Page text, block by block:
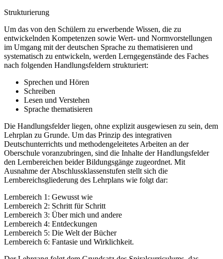
Strukturierung
Um das von den Schülern zu erwerbende Wissen, die zu
entwickelnden Kompetenzen sowie Wert- und Normvorstellungen
im Umgang mit der deutschen Sprache zu thematisieren und
systematisch zu entwickeln, werden Lerngegenstände des Faches
nach folgenden Handlungsfeldern strukturiert:
Sprechen und Hören
Schreiben
Lesen und Verstehen
Sprache thematisieren
Die Handlungsfelder liegen, ohne explizit ausgewiesen zu sein, dem
Lehrplan zu Grunde. Um das Prinzip des integrativen
Deutschunterrichts und methodengeleitetes Arbeiten an der
Oberschule voranzubringen, sind die Inhalte der Handlungsfelder
den Lernbereichen beider Bildungsgänge zugeordnet. Mit
Ausnahme der Abschlussklassenstufen stellt sich die
Lernbereichsgliederung des Lehrplans wie folgt dar:
Lernbereich 1: Gewusst wie
Lernbereich 2: Schritt für Schritt
Lernbereich 3: Über mich und andere
Lernbereich 4: Entdeckungen
Lernbereich 5: Die Welt der Bücher
Lernbereich 6: Fantasie und Wirklichkeit.